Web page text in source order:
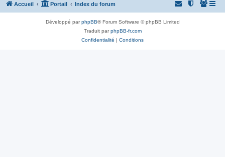
Accueil Portail Index du forum
Développé parphpBB® Forum Software © phpBB Limited
Traduit parphpBB-fr.com
Confidentialité | Conditions